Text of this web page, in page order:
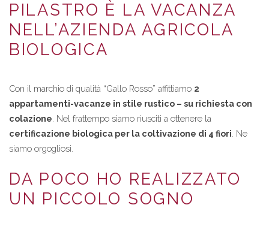
PILASTRO È LA VACANZA
NELL’AZIENDA AGRICOLA
BIOLOGICA
Con il marchio di qualità “Gallo Rosso” affittiamo 2
appartamenti-vacanze in stile rustico – su richiesta con
colazione . Nel frattempo siamo riusciti a ottenere la
certificazione biologica per la coltivazione di 4 fiori . Ne
siamo orgogliosi.
DA POCO HO REALIZZATO
UN PICCOLO SOGNO